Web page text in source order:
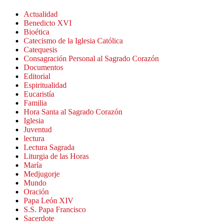
Actualidad
Benedicto XVI
Bioética
Catecismo de la Iglesia Católica
Catequesis
Consagración Personal al Sagrado Corazón
Documentos
Editorial
Espiritualidad
Eucaristía
Familia
Hora Santa al Sagrado Corazón
Iglesia
Juventud
lectura
Lectura Sagrada
Liturgia de las Horas
María
Medjugorje
Mundo
Oración
Papa León XIV
S.S. Papa Francisco
Sacerdote